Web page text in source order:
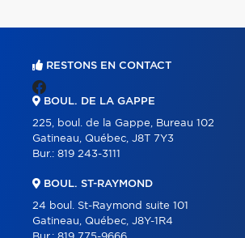
RESTONS EN CONTACT
BOUL. DE LA GAPPE
225, boul. de la Gappe, Bureau 102
Gatineau, Québec, J8T 7Y3
Bur.: 819 243-3111
BOUL. ST-RAYMOND
24 boul. St-Raymond suite 101
Gatineau, Québec, J8Y-1R4